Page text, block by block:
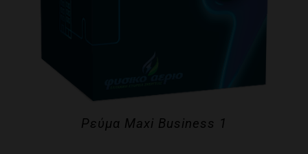
Ρεύμα Maxi Business 1